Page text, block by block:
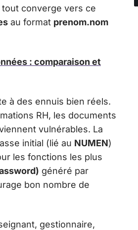
converge vers ce
au format prenom.nom
: comparaison et
à des ennuis bien réels.
RH, les documents
vulnérables. La
initial (lié au NUMEN)
les fonctions les plus
généré par
bon nombre de
gestionnaire,